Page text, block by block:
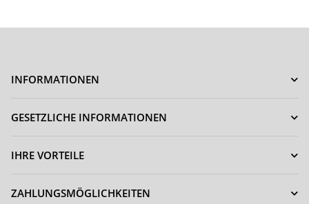
INFORMATIONEN
GESETZLICHE INFORMATIONEN
IHRE VORTEILE
ZAHLUNGSMÖGLICHKEITEN